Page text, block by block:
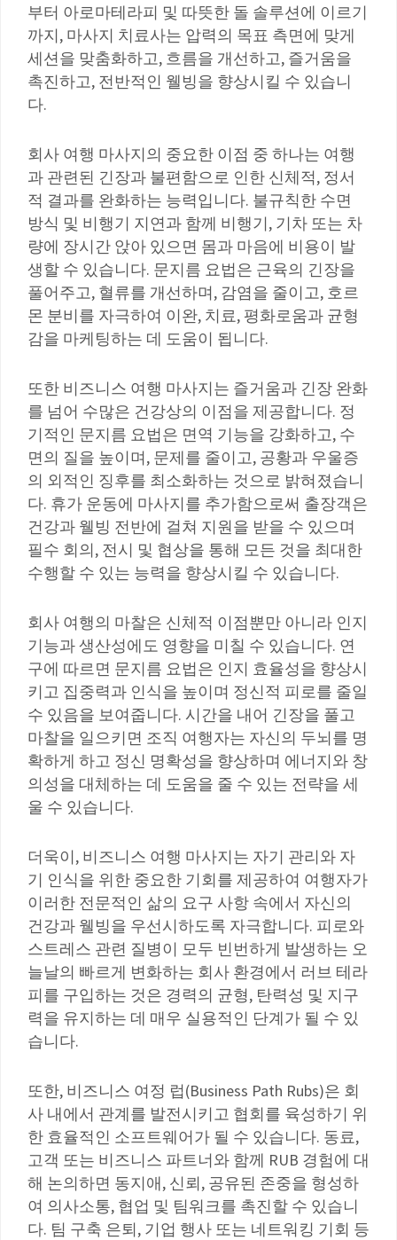
부터 아로마테라피 및 따뜻한 돌 솔루션에 이르기
까지, 마사지 치료사는 압력의 목표 측면에 맞게
세션을 맞춤화하고, 흐름을 개선하고, 즐거움을
촉진하고, 전반적인 웰빙을 향상시킬 수 있습니
다.
회사 여행 마사지의 중요한 이점 중 하나는 여행
과 관련된 긴장과 불편함으로 인한 신체적, 정서
적 결과를 완화하는 능력입니다. 불규칙한 수면
방식 및 비행기 지연과 함께 비행기, 기차 또는 차
량에 장시간 앉아 있으면 몸과 마음에 비용이 발
생할 수 있습니다. 문지름 요법은 근육의 긴장을
풀어주고, 혈류를 개선하며, 감염을 줄이고, 호르
몬 분비를 자극하여 이완, 치료, 평화로움과 균형
감을 마케팅하는 데 도움이 됩니다.
또한 비즈니스 여행 마사지는 즐거움과 긴장 완화
를 넘어 수많은 건강상의 이점을 제공합니다. 정
기적인 문지름 요법은 면역 기능을 강화하고, 수
면의 질을 높이며, 문제를 줄이고, 공황과 우울증
의 외적인 징후를 최소화하는 것으로 밝혀졌습니
다. 휴가 운동에 마사지를 추가함으로써 출장객은
건강과 웰빙 전반에 걸쳐 지원을 받을 수 있으며
필수 회의, 전시 및 협상을 통해 모든 것을 최대한
수행할 수 있는 능력을 향상시킬 수 있습니다.
회사 여행의 마찰은 신체적 이점뿐만 아니라 인지
기능과 생산성에도 영향을 미칠 수 있습니다. 연
구에 따르면 문지름 요법은 인지 효율성을 향상시
키고 집중력과 인식을 높이며 정신적 피로를 줄일
수 있음을 보여줍니다. 시간을 내어 긴장을 풀고
마찰을 일으키면 조직 여행자는 자신의 두뇌를 명
확하게 하고 정신 명확성을 향상하며 에너지와 창
의성을 대체하는 데 도움을 줄 수 있는 전략을 세
울 수 있습니다.
더욱이, 비즈니스 여행 마사지는 자기 관리와 자
기 인식을 위한 중요한 기회를 제공하여 여행자가
이러한 전문적인 삶의 요구 사항 속에서 자신의
건강과 웰빙을 우선시하도록 자극합니다. 피로와
스트레스 관련 질병이 모두 빈번하게 발생하는 오
늘날의 빠르게 변화하는 회사 환경에서 러브 테라
피를 구입하는 것은 경력의 균형, 탄력성 및 지구
력을 유지하는 데 매우 실용적인 단계가 될 수 있
습니다.
또한, 비즈니스 여정 럽(Business Path Rubs)은 회
사 내에서 관계를 발전시키고 협회를 육성하기 위
한 효율적인 소프트웨어가 될 수 있습니다. 동료,
고객 또는 비즈니스 파트너와 함께 RUB 경험에 대
해 논의하면 동지애, 신뢰, 공유된 존중을 형성하
여 의사소통, 협업 및 팀워크를 촉진할 수 있습니
다. 팀 구축 은퇴, 기업 행사 또는 네트워킹 기회 등